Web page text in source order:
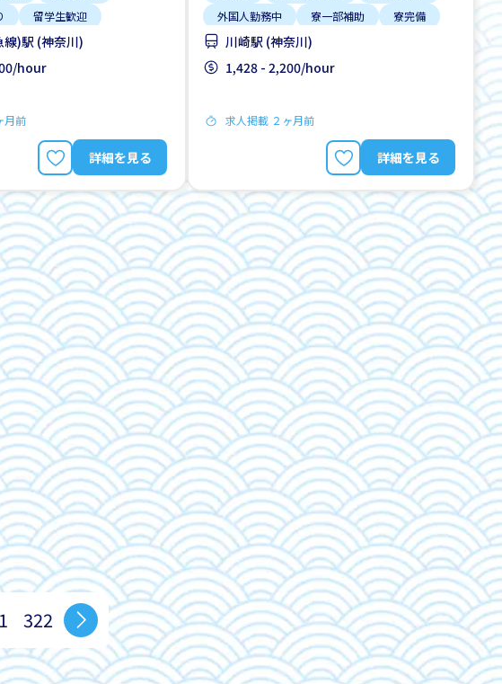
留学生歓迎
)駅 (神奈川)
hour
月前
詳細を見る
外国人勤務中
寮一部補助
寮完備
履歴書不要
川崎駅 (神奈川)
1,428 - 2,200/hour
求人掲載 ２ヶ月前
詳細を見る
322